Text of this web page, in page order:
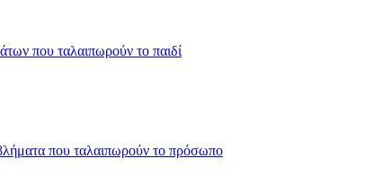
που ταλαιπωρούν το παιδί
που ταλαιπωρούν το πρόσωπο